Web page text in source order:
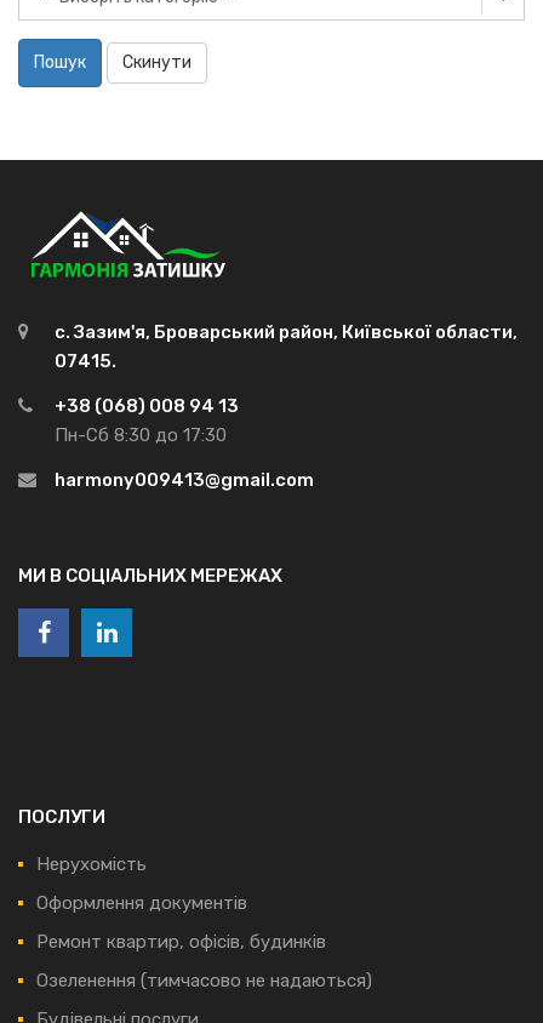
Пошук Скинути
с. Зазим'я, Броварський район, Київської области,
07415.
+38 (068) 008 94 13
Пн-Сб 8:30 до 17:30
harmony009413@gmail.com
МИ В СОЦІАЛЬНИХ МЕРЕЖАХ
ПОСЛУГИ
Нерухомість
Оформлення документів
Ремонт квартир, офісів, будинків
Озеленення (тимчасово не надаються)